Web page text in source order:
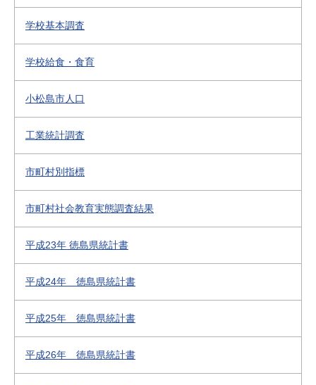
学校基本調査
学校給食・食育
小松島市人口
工業統計調査
市町村別指標
市町村社会教育実態調査結果
平成23年 徳島県統計書
平成24年 徳島県統計書
平成25年 徳島県統計書
平成26年 徳島県統計書